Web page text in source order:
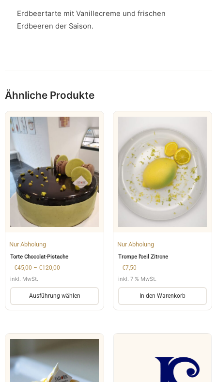
Erdbeertarte mit Vanillecreme und frischen
Erdbeeren der Saison.
Ähnliche Produkte
Nur Abholung
Torte Chocolat-Pistache
€45,00 – €120,00
inkl. MwSt.
Ausführung wählen
Nur Abholung
Trompe l’oeil Zitrone
€7,50
inkl. 7 % MwSt.
In den Warenkorb